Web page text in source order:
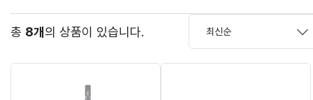
총 8개의 상품이 있습니다.